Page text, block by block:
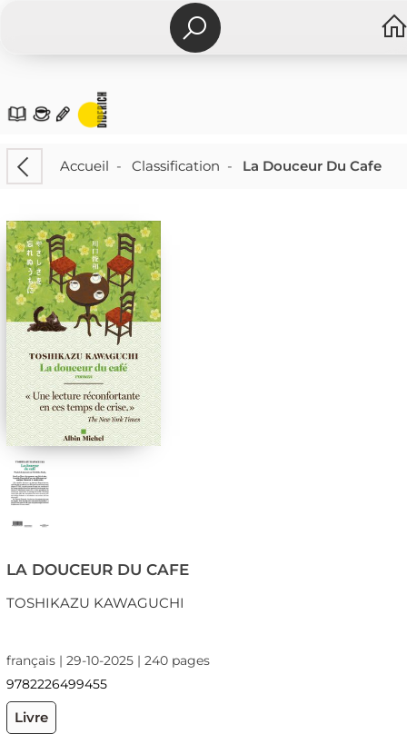
Accueil - Classification - La Douceur Du Cafe
LA DOUCEUR DU CAFE
TOSHIKAZU KAWAGUCHI
français | 29-10-2025 | 240 pages
9782226499455
Livre